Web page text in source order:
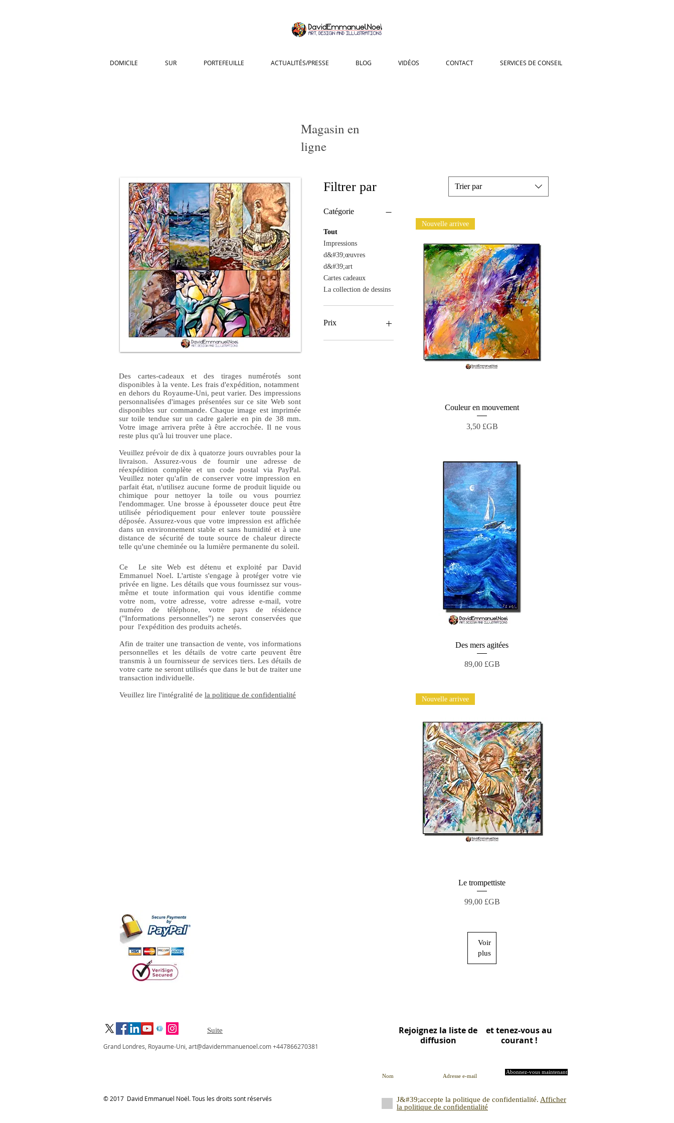
DOMICILE SUR PORTEFEUILLE ACTUALITÉS/PRESSE BLOG VIDÉOS CONTACT SERVICES DE CONSEIL
Magasin en
ligne
Des cartes-cadeaux et des tirages numérotés sont
disponibles à la vente. Les frais d'expédition, notamment
en dehors du Royaume-Uni, peut varier. Des impressions
personnalisées d'images présentées sur ce site Web sont
disponibles sur commande. Chaque image est imprimée
sur toile tendue sur un cadre galerie en pin de 38 mm.
Votre image arrivera prête à être accrochée. Il ne vous
reste plus qu'à lui trouver une place.
Veuillez prévoir de dix à quatorze jours ouvrables pour la
livraison. Assurez-vous de fournir une adresse de
réexpédition complète et un code postal via PayPal.
Veuillez noter qu'afin de conserver votre impression en
parfait état, n'utilisez aucune forme de produit liquide ou
chimique pour nettoyer la toile ou vous pourriez
l'endommager. Une brosse à épousseter douce peut être
utilisée périodiquement pour enlever toute poussière
déposée. Assurez-vous que votre impression est affichée
dans un environnement stable et sans humidité et à une
distance de sécurité de toute source de chaleur directe
telle qu'une cheminée ou la lumière permanente du soleil.
Ce Le site Web est détenu et exploité par David
Emmanuel Noel. L'artiste s'engage à protéger votre vie
privée en ligne. Les détails que vous fournissez sur vous-
même et toute information qui vous identifie comme
votre nom, votre adresse, votre adresse e-mail, votre
numéro de téléphone, votre pays de résidence
("Informations personnelles") ne seront conservées que
pour l'expédition des produits achetés.
Afin de traiter une transaction de vente, vos informations
personnelles et les détails de votre carte peuvent être
transmis à un fournisseur de services tiers. Les détails de
votre carte ne seront utilisés que dans le but de traiter une
transaction individuelle.
Veuillez lire l'intégralité de la politique de confidentialité
Filtrer par
Catégorie
Tout
Impressions
d&#39;œuvres
d&#39;art
Cartes cadeaux
La collection de dessins
Prix
Trier par
Aperçu rapide
Nouvelle arrivee
Couleur en mouvement
Prix
3,50 £GB
Aperçu rapide
Des mers agitées
Prix
89,00 £GB
Aperçu rapide
Nouvelle arrivee
Le trompettiste
Prix
99,00 £GB
Voir
plus
Suite
Grand Londres, Royaume-Uni, art@davidemmanuenoel.com+447866270381
© 2017 David Emmanuel Noël. Tous les droits sont réservés
Rejoignez la liste de
diffusion
et tenez-vous au
courant !
Abonnez-vous maintenant
J&#39;accepte la politique de confidentialité. Afficher
la politique de confidentialité